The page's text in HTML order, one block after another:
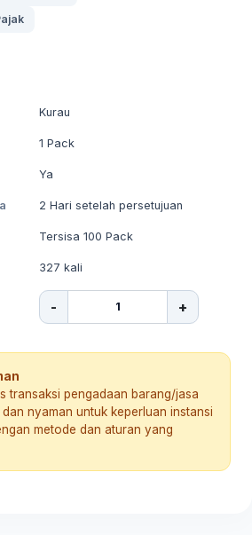
Kurau
1 Pack
Ya
2 Hari setelah persetujuan
Tersisa 100 Pack
327 kali
- +
transaksi pengadaan barang/jasa
nyaman untuk keperluan instansi
metode dan aturan yang